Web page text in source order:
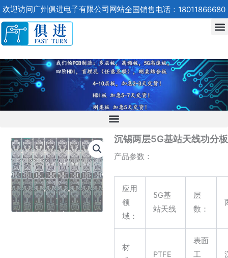
跳
至
内
容
欢迎访问广州俱进电子有限公司网站全国销售电话：18011866680
沉锡两层5G基站天线功分板
产品参数：
应用
领
域：
5G基
站天线
层
数：
材
PTFE
表面
工